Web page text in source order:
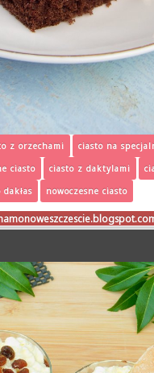
z orzechami
ciasto na
ciasto ciasto z daktylami
dakłas
nowoczesne ciasto